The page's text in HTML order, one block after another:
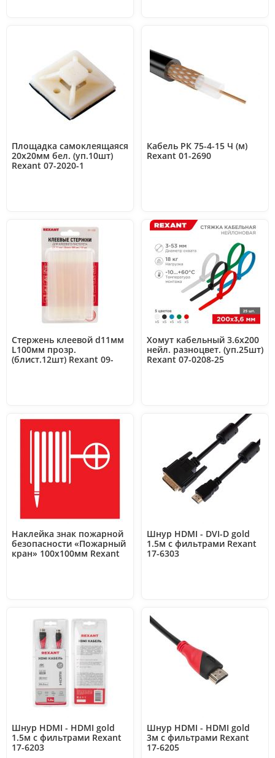
Площадка самоклеящаяся
20х20мм бел. (уп.10шт)
Rexant 07-2020-1
Кабель РК 75-4-15 Ч (м)
Rexant 01-2690
Стержень клеевой d11мм
L100мм прозр.
(блист.12шт) Rexant 09-
Хомут кабельный 3.6х200
нейл. разноцвет. (уп.25шт)
Rexant 07-0208-25
Наклейка знак пожарной
безопасности «Пожарный
кран» 100х100мм Rexant
Шнур HDMI - DVI-D gold
1.5м с фильтрами Rexant
17-6303
Шнур HDMI - HDMI gold
1.5м с фильтрами Rexant
17-6203
Шнур HDMI - HDMI gold
3м с фильтрами Rexant
17-6205